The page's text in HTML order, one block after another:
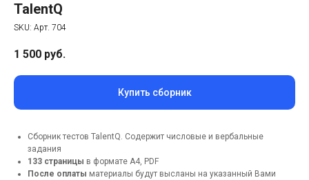
TalentQ
SKU: Арт. 704
1 500 руб.
Купить сборник
Сборник тестов TalentQ. Содержит числовые и вербальные
задания
133 страницы в формате А4, PDF
После оплаты материалы будут высланы на указанный Вами